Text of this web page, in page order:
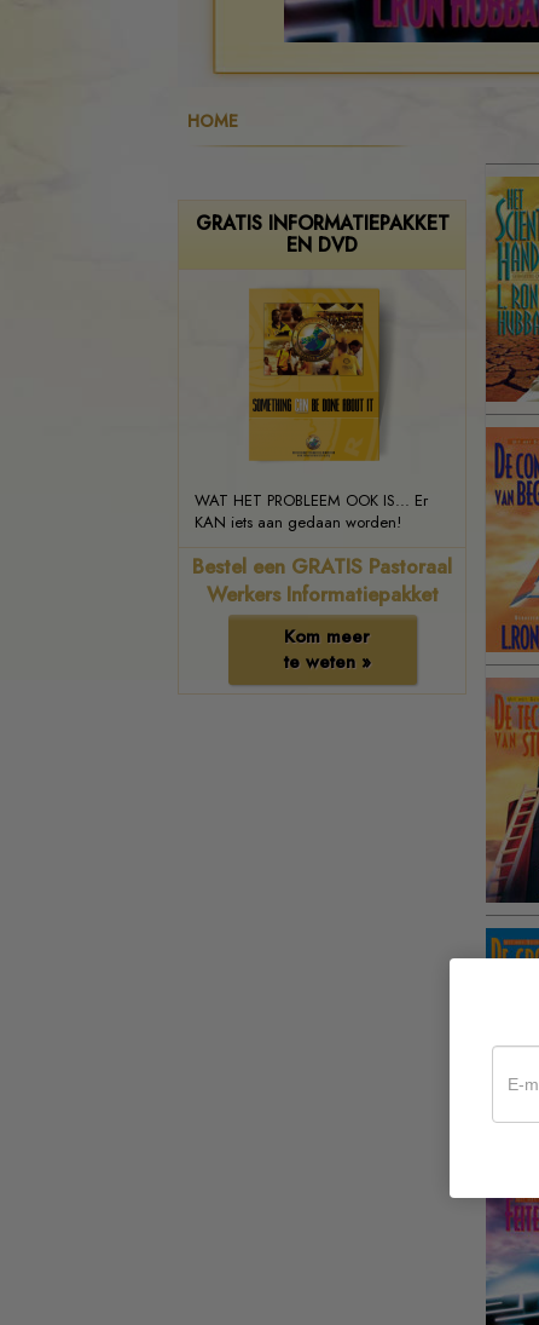
HOME
GRATIS INFORMATIEPAKKET
EN DVD
WAT HET PROBLEEM OOK IS... Er
KAN iets aan gedaan worden!
Bestel een GRATIS Pastoraal
Werkers Informatiepakket
Kom meer
te weten »